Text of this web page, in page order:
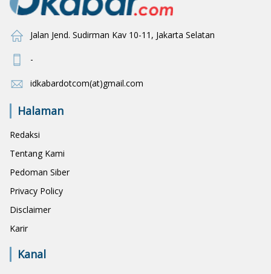
Jalan Jend. Sudirman Kav 10-11, Jakarta Selatan
-
idkabardotcom(at)gmail.com
Halaman
Redaksi
Tentang Kami
Pedoman Siber
Privacy Policy
Disclaimer
Karir
Kanal